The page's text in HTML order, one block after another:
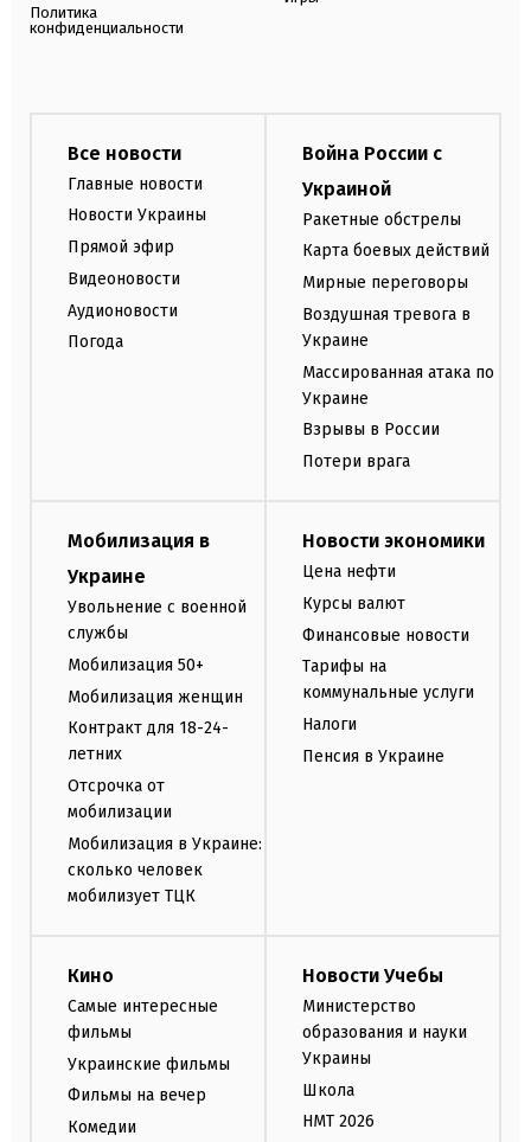
Политика
конфиденциальности
Все новости
Главные новости
Новости Украины
Прямой эфир
Видеоновости
Аудионовости
Погода
Война России с
Украиной
Ракетные обстрелы
Карта боевых действий
Мирные переговоры
Воздушная тревога в
Украине
Массированная атака по
Украине
Взрывы в России
Потери врага
Мобилизация в
Украине
Увольнение с военной
службы
Мобилизация 50+
Мобилизация женщин
Контракт для 18-24-
летних
Отсрочка от
мобилизации
Мобилизация в Украине:
сколько человек
мобилизует ТЦК
Новости экономики
Цена нефти
Курсы валют
Финансовые новости
Тарифы на
коммунальные услуги
Налоги
Пенсия в Украине
Кино
Самые интересные
фильмы
Украинские фильмы
Фильмы на вечер
Комедии
Новости Учебы
Министерство
образования и науки
Украины
Школа
НМТ 2026